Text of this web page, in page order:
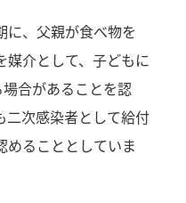
に、父親が食べ物を
媒介として、子どもに
合があることを認
二次感染者として給付
めることとしていま